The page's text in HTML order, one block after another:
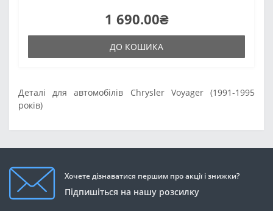
1 690.00₴
ДО КОШИКА
Деталі для автомобілів Chrysler Voyager (1991-1995
років)
Хочете дізнаватися першим про акції і знижки?
Підпишіться на нашу розсилку